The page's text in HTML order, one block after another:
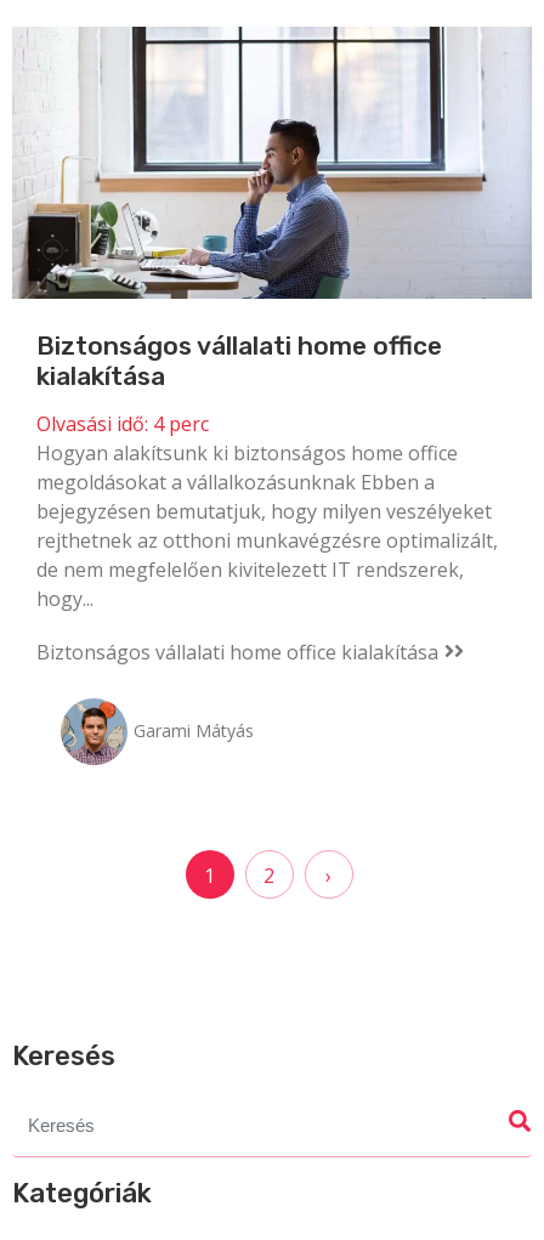
Biztonságos vállalati home office
kialakítása
Olvasási idő: 4 perc
Hogyan alakítsunk ki biztonságos home office
megoldásokat a vállalkozásunknak Ebben a
bejegyzésen bemutatjuk, hogy milyen veszélyeket
rejthetnek az otthoni munkavégzésre optimalizált,
de nem megfelelően kivitelezett IT rendszerek,
hogy...
Biztonságos vállalati home office kialakítása
Garami Mátyás
Bejegyzések 1 2 ›
Keresés
for:
Kategóriák